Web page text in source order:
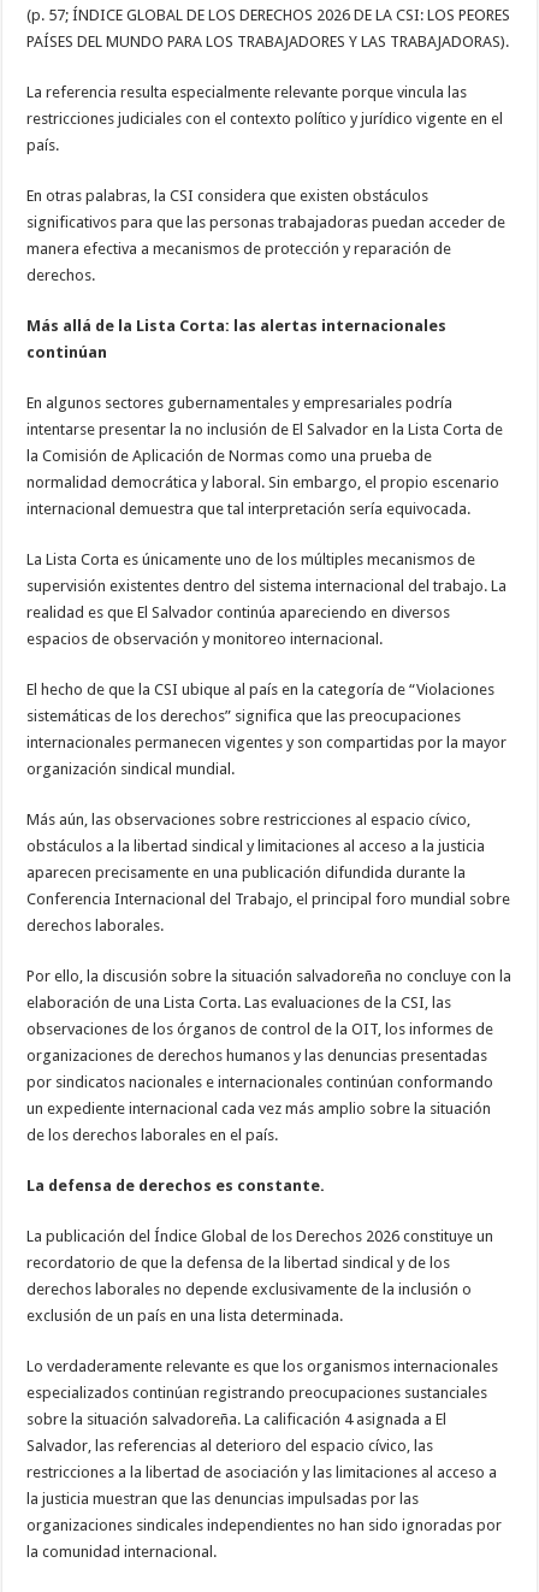
(p. 57; ÍNDICE GLOBAL DE LOS DERECHOS 2026 DE LA CSI: LOS PEORES
PAÍSES DEL MUNDO PARA LOS TRABAJADORES Y LAS TRABAJADORAS).
La referencia resulta especialmente relevante porque vincula las
restricciones judiciales con el contexto político y jurídico vigente en el
país.
En otras palabras, la CSI considera que existen obstáculos
significativos para que las personas trabajadoras puedan acceder de
manera efectiva a mecanismos de protección y reparación de
derechos.
Más allá de la Lista Corta: las alertas internacionales
continúan
En algunos sectores gubernamentales y empresariales podría
intentarse presentar la no inclusión de El Salvador en la Lista Corta de
la Comisión de Aplicación de Normas como una prueba de
normalidad democrática y laboral. Sin embargo, el propio escenario
internacional demuestra que tal interpretación sería equivocada.
La Lista Corta es únicamente uno de los múltiples mecanismos de
supervisión existentes dentro del sistema internacional del trabajo. La
realidad es que El Salvador continúa apareciendo en diversos
espacios de observación y monitoreo internacional.
El hecho de que la CSI ubique al país en la categoría de “Violaciones
sistemáticas de los derechos” significa que las preocupaciones
internacionales permanecen vigentes y son compartidas por la mayor
organización sindical mundial.
Más aún, las observaciones sobre restricciones al espacio cívico,
obstáculos a la libertad sindical y limitaciones al acceso a la justicia
aparecen precisamente en una publicación difundida durante la
Conferencia Internacional del Trabajo, el principal foro mundial sobre
derechos laborales.
Por ello, la discusión sobre la situación salvadoreña no concluye con la
elaboración de una Lista Corta. Las evaluaciones de la CSI, las
observaciones de los órganos de control de la OIT, los informes de
organizaciones de derechos humanos y las denuncias presentadas
por sindicatos nacionales e internacionales continúan conformando
un expediente internacional cada vez más amplio sobre la situación
de los derechos laborales en el país.
La defensa de derechos es constante.
La publicación del Índice Global de los Derechos 2026 constituye un
recordatorio de que la defensa de la libertad sindical y de los
derechos laborales no depende exclusivamente de la inclusión o
exclusión de un país en una lista determinada.
Lo verdaderamente relevante es que los organismos internacionales
especializados continúan registrando preocupaciones sustanciales
sobre la situación salvadoreña. La calificación 4 asignada a El
Salvador, las referencias al deterioro del espacio cívico, las
restricciones a la libertad de asociación y las limitaciones al acceso a
la justicia muestran que las denuncias impulsadas por las
organizaciones sindicales independientes no han sido ignoradas por
la comunidad internacional.